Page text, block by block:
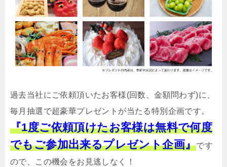
過去当社にご依頼頂いたお客様(回数、金額問わず)に、
毎月抽選で超豪華プレゼントが当たる特別企画です。
『1度ご依頼頂けたお客様は無料で何度
でもご参加出来るプレゼント企画』です
ので、この機会をお見逃しなく！